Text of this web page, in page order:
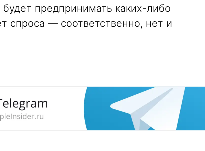
предпринимать каких-либо
спроса — соответственно, нет и